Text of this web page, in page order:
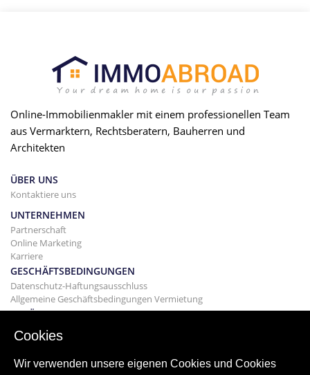
Online-Immobilienmakler mit einem professionellen Team
aus Vermarktern, Rechtsberatern, Bauherren und
Architekten
ÜBER UNS
Kontaktiere uns
UNTERNEHMEN
Partnerschaft
Online Marketing
Karriere
GESCHÄFTSBEDINGUNGEN
Datenschutz-Haftungsausschluss
Allgemeine Geschäftsbedingungen Vermietung
GEBÄUDE
Projekte
Kaufen Sie Ihr Haus
Cookies
Wir verwenden unsere eigenen Cookies und Cookies